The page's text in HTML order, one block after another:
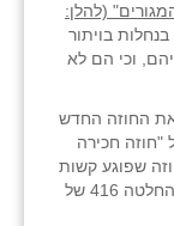
(להלן:
בויתור
1458 לא חלה עליהם, וכי הם לא
את החוזה החדש
"חוזה חכירה
שפוגע קשות
בזכויות החוזה ההיסטורי, לרבות בחוזה מכוח החלטה 416 של